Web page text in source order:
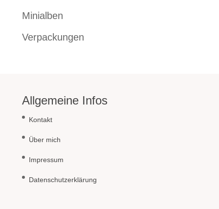
Minialben
Verpackungen
Allgemeine Infos
Kontakt
Über mich
Impressum
Datenschutzerklärung